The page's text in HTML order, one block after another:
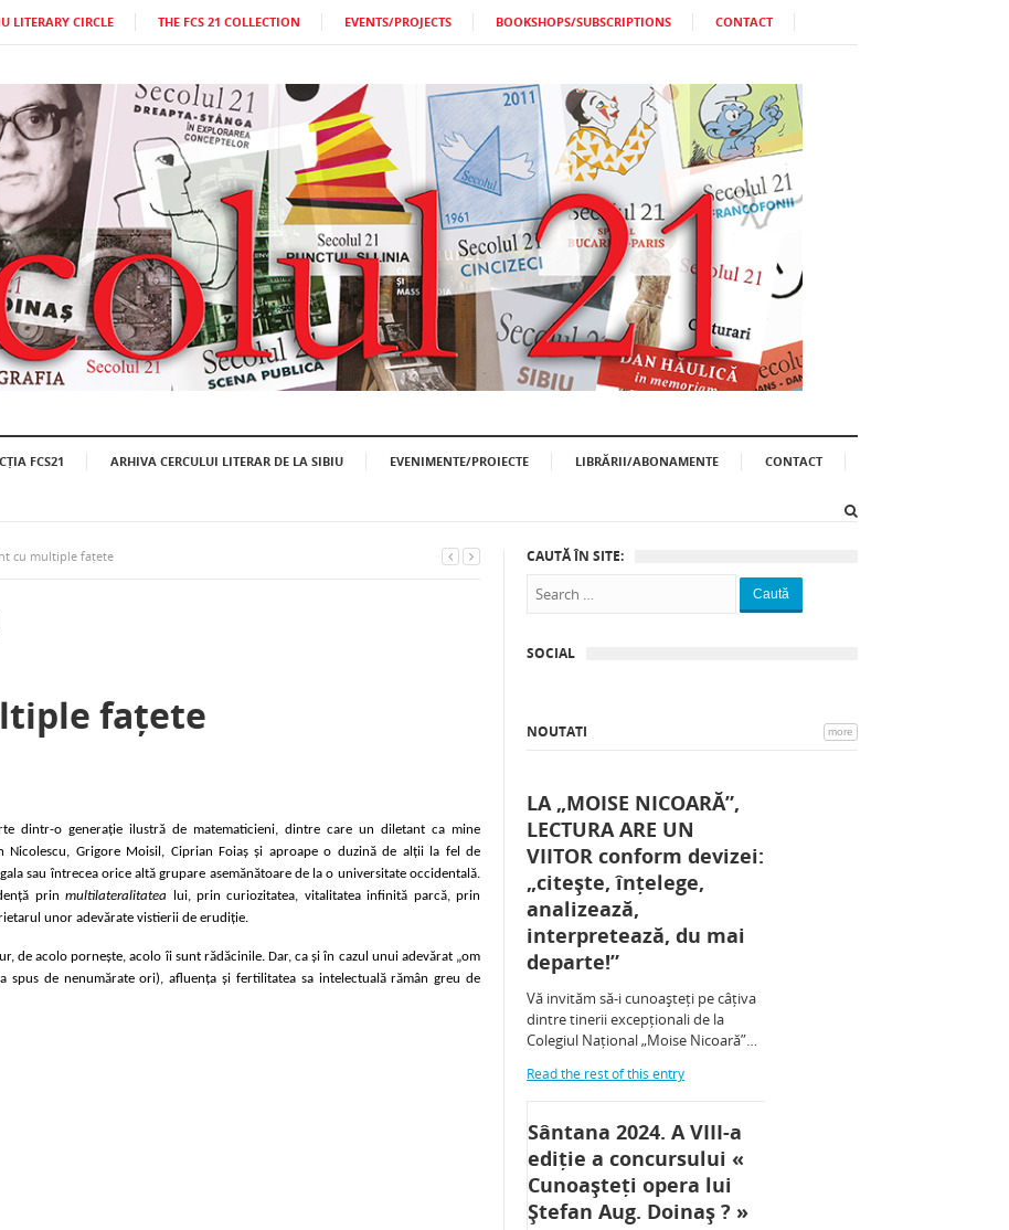
LITERARY CIRCLE THE FCS 21 COLLECTION EVENTS/PROJECTS BOOKSHOPS/SUBSCRIPTIONS CONTACT
FCS21 ARHIVA CERCULUI LITERAR DE LA SIBIU EVENIMENTE/PROIECTE LIBRĂRII/ABONAMENTE CONTACT
cu multiple fațete
fațete
dintr-o generație ilustră de matematicieni, dintre care un diletant ca mine
Nicolescu, Grigore Moisil, Ciprian Foiaș și aproape o duzină de alții la fel de
sau întrecea orice altă grupare asemănătoare de la o universitate occidentală.
prinmultilateralitatea
lui, prin curiozitatea, vitalitatea infinită parcă, prin
unor adevărate vistierii de erudiție.
de acolo pornește, acolo îi sunt rădăcinile. Dar, ca și în cazul unui adevărat „om
spus de nenumărate ori), afluența și fertilitatea sa intelectuală rămân greu de
CAUTĂ ÎN SITE:
Caută
SOCIAL
NOUTATI more
LA „MOISE NICOARĂ”,
LECTURA ARE UN
VIITOR conform devizei:
„citește, înțelege,
analizează,
interpretează, du mai
departe!”
Vă invităm să-i cunoașteți pe câțiva
dintre tinerii excepționali de la
Colegiul Național „Moise Nicoară”…
Read the rest of this entry
Sântana 2024. A VIII-a
ediție a concursului «
Cunoașteți opera lui
Ștefan Aug. Doinaș ? »